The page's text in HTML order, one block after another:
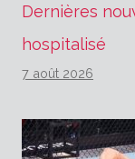
Dernières
hospitalisé
7 août 2026